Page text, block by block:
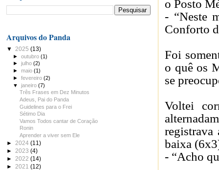
o Posto
- “Neste
Conforto
Foi
o quê os
se
Voltei
registrava
baixa
- “Acho
Arquivos do Panda
▼ 2025 (13)
►outubro(1)
►julho(2)
►maio(1)
►fevereiro(2)
▼janeiro(7)
Três Frases em Dez Minutos
Adeus, Pai do Panda
Guidelines para o Frei
Sétimo Dia
Vamos Todos cantar de Coração
Ronin
Aprender a viver sem Ele
► 2024 (11)
► 2023 (4)
► 2022 (14)
► 2021 (12)